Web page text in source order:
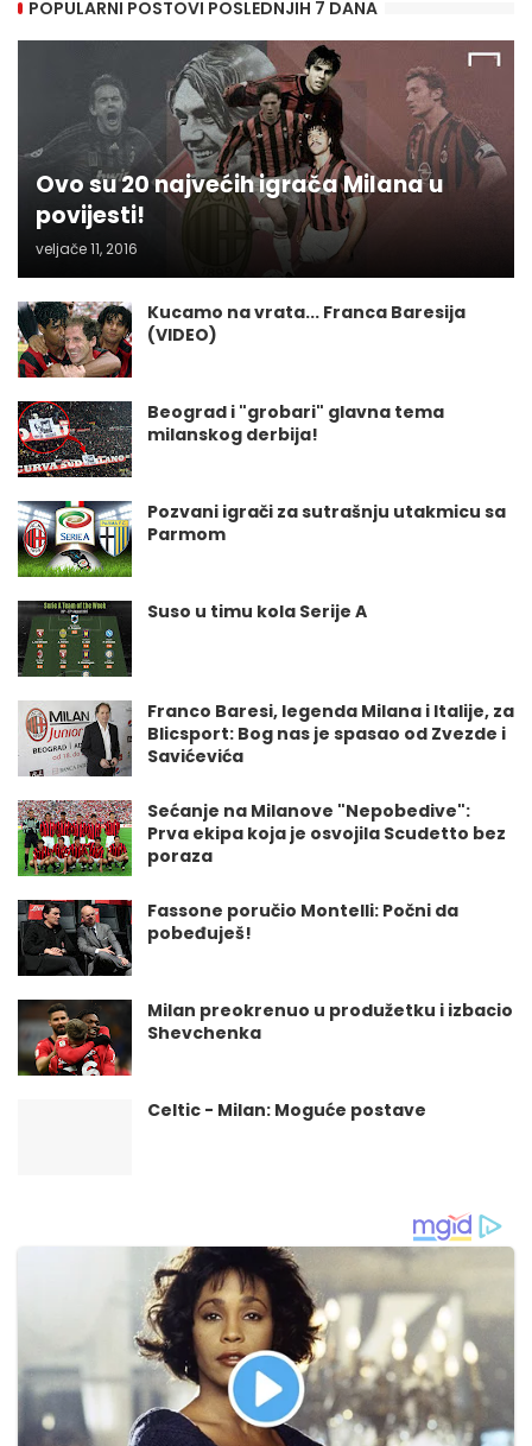
POPULARNI POSTOVI POSLEDNJIH 7 DANA
Ovo su 20 najvećih igrača Milana u
povijesti!
veljače 11, 2016
Kucamo na vrata... Franca Baresija
(VIDEO)
Beograd i "grobari" glavna tema
milanskog derbija!
Pozvani igrači za sutrašnju utakmicu sa
Parmom
Suso u timu kola Serije A
Franco Baresi, legenda Milana i Italije, za
Blicsport: Bog nas je spasao od Zvezde i
Savićevića
Sećanje na Milanove "Nepobedive":
Prva ekipa koja je osvojila Scudetto bez
poraza
Fassone poručio Montelli: Počni da
pobeđuješ!
Milan preokrenuo u produžetku i izbacio
Shevchenka
Celtic - Milan: Moguće postave